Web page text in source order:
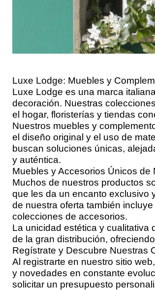
Luxe Lodge: Muebles y
Luxe Lodge es una marca
decoración. Nuestras
el hogar, floristerías y tiendas
Nuestros muebles y
el diseño original y el uso de
buscan soluciones únicas,
y auténtica.
Muebles y Accesorios Únicos de
Muchos de nuestros productos
que les da un encanto exclusivo
de nuestra oferta también
colecciones de accesorios.
La unicidad estética y cualitativa
de la gran distribución,
Regístrate y Descubre Nuestras
Al registrarte en nuestro sitio
y novedades en constante
solicitar un presupuesto